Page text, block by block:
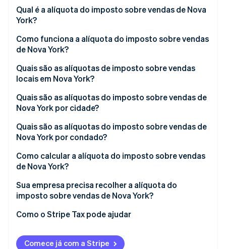
Qual é a alíquota do imposto sobre vendas de Nova
York?
Como funciona a alíquota do imposto sobre vendas
de Nova York?
Quais são as alíquotas de imposto sobre vendas
locais em Nova York?
Impostos sobre vendas do estado de Nova York em
2026
Quais são as alíquotas do imposto sobre vendas de
Nova York por cidade?
Quais são as alíquotas do imposto sobre vendas de
Nova York por condado?
Como calcular a alíquota do imposto sobre vendas
de Nova York?
Sua empresa precisa recolher a alíquota do
imposto sobre vendas de Nova York?
Como o Stripe Tax pode ajudar
Comece já com a Stripe